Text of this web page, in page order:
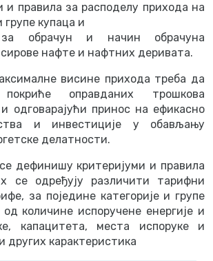
и правила за расподелу прихода на
групе купаца и
обрачун и начин обрачуна
нафте и нафтних деривата.
висине прихода треба да
оправданих трошкова
одговарајући принос на ефикасно
и инвестиције у обављању
делатности.
дефинишу критеријуми и правила
се одређују различити тарифни
за поједине категорије и групе
количине испоручене енергије и
капацитета, места испоруке и
других карактеристика